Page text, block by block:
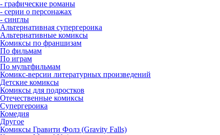
- графические романы
- серии о персонажах
- синглы
Альтернативная супергероика
Альтернативные комиксы
Комиксы по франшизам
По фильмам
По играм
По мультфильмам
Комикс-версии литературных произведений
Детские комиксы
Комиксы для подростков
Отечественные комиксы
Супергероика
Комедия
Другое
Комиксы Гравити Фолз (Gravity Falls)